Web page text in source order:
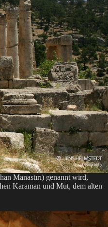
Manastırı) genannt wird,
Karaman und Mut, dem alten